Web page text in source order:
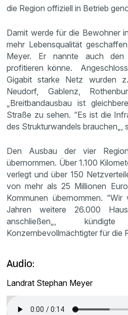
die Region offiziell in Betrieb
Damit werde für die Bewohner
mehr Lebensqualität
Meyer. Er nannte auch den
profitieren könne.
Gigabit starke Netz wurden
Neudorf, Gablenz,
„Breitbandausbau ist
Straße zu sehen. “Es ist die
des Strukturwandels brauchen„,
Den Ausbau der vier
übernommen. Über 1.100
verlegt und über 150
von mehr als 25 Millionen
Kommunen übernommen.
Jahren weitere 26.000
anschließen„,
Konzernbevollmächtigter für die
Audio:
Landrat Stephan Meyer